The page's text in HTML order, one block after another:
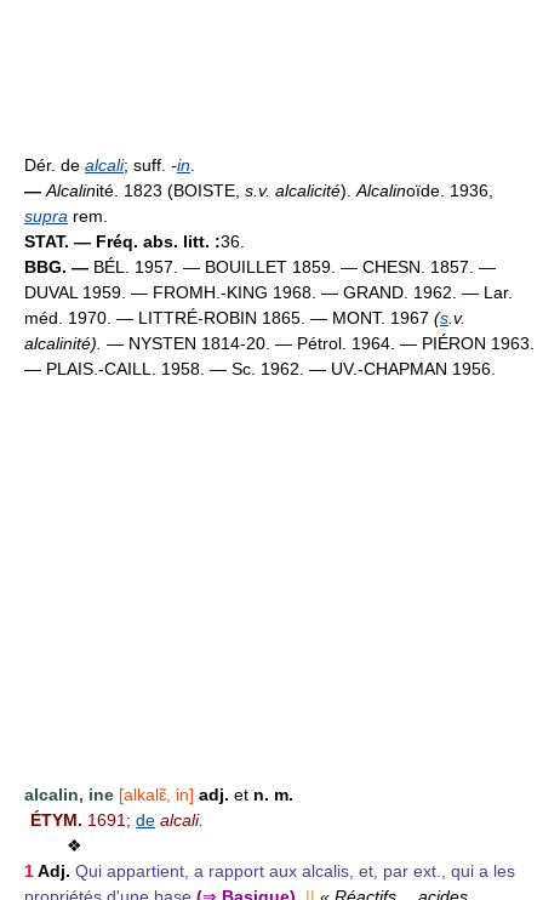
Dér. de alcali; suff. -in
— Alcalinité. 1823 (BOISTE, s.v. alcalicité). Alcalinoïde. 1936,
supra rem.
STAT. — Fréq. abs. litt. :36.
BBG. — BÉL. 1957. — BOUILLET 1859. — CHESN. 1857. —
DUVAL 1959. — FROMH.-KING 1968. — GRAND. 1962. — Lar.
méd. 1970. — LITTRÉ-ROBIN 1865. — MONT. 1967 (s .v.
alcalinité). — NYSTEN 1814-20. — Pétrol. 1964. — PIÉRON 1963.
— PLAIS.-CAILL. 1958. — Sc. 1962. — UV.-CHAPMAN 1956.
alcalin, ine [alkalɛ̃, in] adj. et n. m.
ÉTYM. 1691; de alcali.
❖
1Adj. Qui appartient, a rapport aux alcalis, et, par ext., qui a les
propriétés d'une base (⇒ Basique). || « Réactifs… acides,